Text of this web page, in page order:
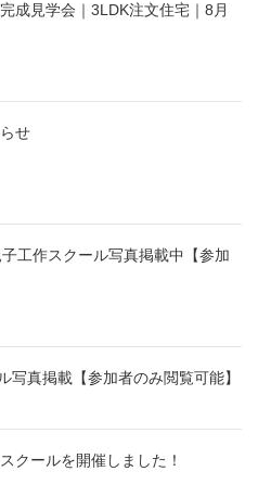
完成見学会｜3LDK注文住宅｜8月
せ
工作スクール写真掲載中【参加
真掲載【参加者のみ閲覧可能】
クールを開催しました！